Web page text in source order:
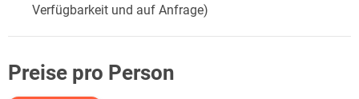
Verfügbarkeit und auf Anfrage)
Preise pro Person